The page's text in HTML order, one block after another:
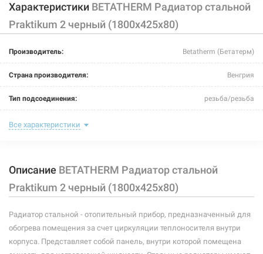
Характеристики BETATHERM Радиатор стальной
Praktikum 2 черный (1800х425х80)
Производитель: Betatherm (Бетатерм)
Страна производителя: Венгрия
Тип подсоединения: резьба/резьба
Цвет:
Теплоотдача:
Номинальное давление:
Ширина: 425 мм
Глубина: 80 мм
Все характеристики
Описание BETATHERM Радиатор стальной
Praktikum 2 черный (1800х425х80)
Радиатор стальной - отопительный прибор, предназначенный для
обогрева помещения за счет циркуляции теплоносителя внутри
корпуса. Представляет собой панель, внутри которой помещена